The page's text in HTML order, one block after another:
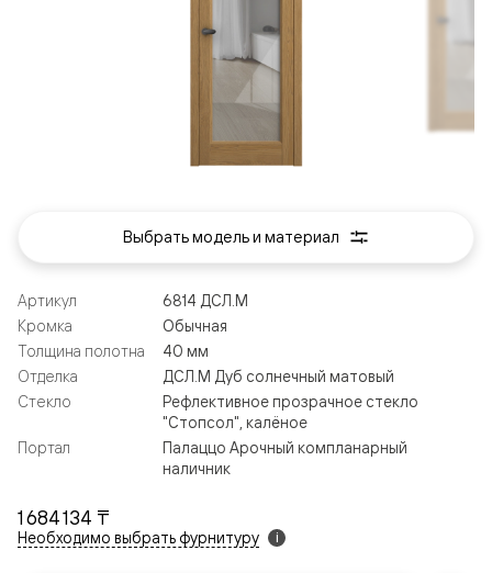
1 684 134 ₸
Необходимо выбрать фурнитуру i
Артикул
6814 ДСЛ.М
Кромка
Обычная
Толщина полотна
40 мм
Отделка
ДСЛ.М Дуб солнечный матовый
Стекло
Рефлективное прозрачное стекло
"Стопсол", калёное
Портал
Палаццо Арочный компланарный
наличник
Выбрать модель и материал